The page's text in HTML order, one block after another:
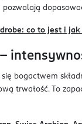
co to jest i
bogactwem
trwałość. To